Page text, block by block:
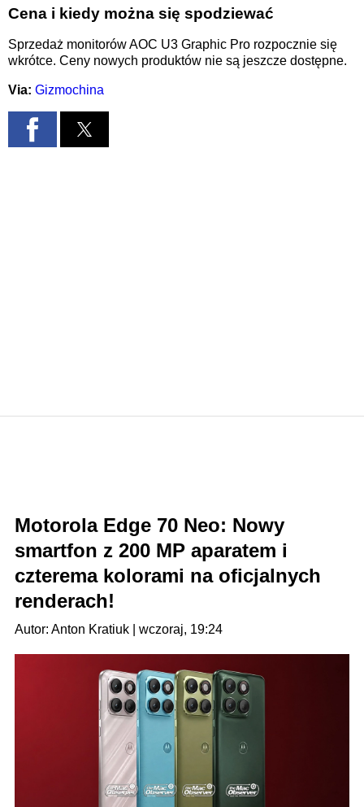
Cena i kiedy można się spodziewać
Sprzedaż monitorów AOC U3 Graphic Pro rozpocznie się
wkrótce. Ceny nowych produktów nie są jeszcze dostępne.
Via: Gizmochina